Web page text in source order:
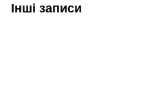
Інші записи